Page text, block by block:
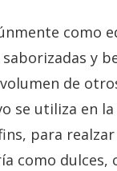
como
y
de
se utiliza en
para
como dulces,